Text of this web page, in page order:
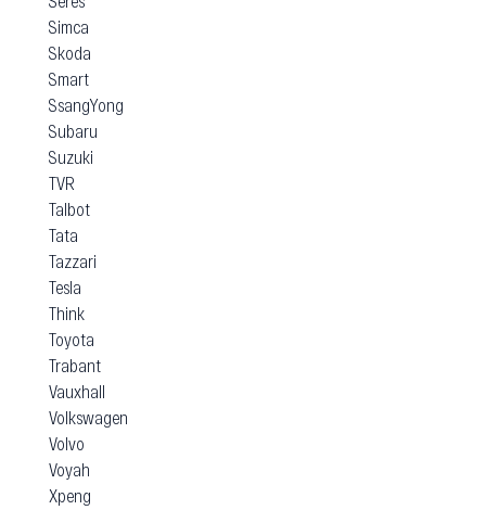
Simca
Skoda
Smart
SsangYong
Subaru
Suzuki
TVR
Talbot
Tata
Tazzari
Tesla
Think
Toyota
Trabant
Vauxhall
Volkswagen
Volvo
Voyah
Xpeng